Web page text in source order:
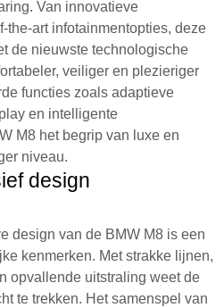
Van innovatieve
the-art infotainmentopties, deze
de nieuwste technologische
veiliger en plezieriger
functies zoals adaptieve
en intelligente
M8 het begrip van luxe en
niveau.
design
design van de BMW M8 is een
kenmerken. Met strakke lijnen,
opvallende uitstraling weet de
te trekken. Het samenspel van